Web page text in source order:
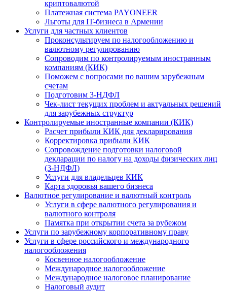
криптовалютой
Платежная система PAYONEER
Льготы для IT-бизнеса в Армении
Услуги для частных клиентов
Проконсультируем по налогообложению и
валютному регулированию
Сопроводим по контролируемым иностранным
компаниям (КИК)
Поможем с вопросами по вашим зарубежным
счетам
Подготовим 3-НДФЛ
Чек-лист текущих проблем и актуальных решений
для зарубежных структур
Контролируемые иностранные компании (КИК)
Расчет прибыли КИК для декларирования
Корректировка прибыли КИК
Сопровождение подготовки налоговой
декларации по налогу на доходы физических лиц
(3-НДФЛ)
Услуги для владельцев КИК
Карта здоровья вашего бизнеса
Валютное регулирование и валютный контроль
Услуги в сфере валютного регулирования и
валютного контроля
Памятка при открытии счета за рубежом
Услуги по зарубежному корпоративному праву
Услуги в сфере российского и международного
налогообложения
Косвенное налогообложение
Международное налогообложение
Международное налоговое планирование
Налоговый аудит